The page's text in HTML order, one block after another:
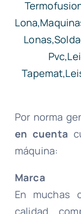
Por norma
en cuenta
máquina:
Marca
En muchas
calidad,